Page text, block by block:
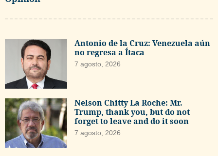
Antonio de la Cruz: Venezuela aún
no regresa a Ítaca
7 agosto, 2026
Nelson Chitty La Roche: Mr.
Trump, thank you, but do not
forget to leave and do it soon
7 agosto, 2026